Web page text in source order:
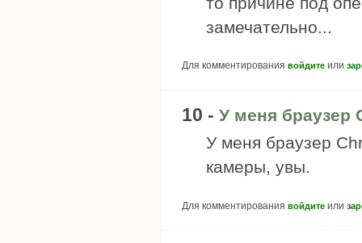
замечательно...
Для комментирования войдите или
10 - У меня браузер
У меня браузер
камеры, увы.
Для комментирования войдите или